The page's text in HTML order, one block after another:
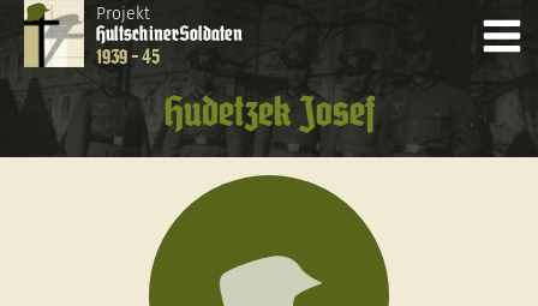
Projekt
HultschinerSoldaten
1939 - 45
Hudetzek Josef